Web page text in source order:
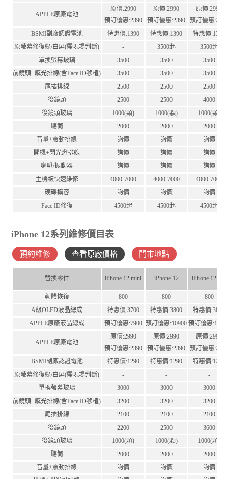
APPLE原廠電池
原價:2990
預訂優惠:2390
原價:2990
預訂優惠:2390
原價:2990
預訂優惠:2390
BSMI副廠認證電池
特惠價:1390 特惠價:1390
特惠價:1390
原螢幕修復綠/白屏(需現場判斷)
- 3500起
3500起
單換螢幕玻璃
3500 3500
3500
前鏡頭+感光排線(含Face ID移植)
3500 3500
3500
尾插排線
2500 2500
2500
後鏡頭
2500 2500
4000
後鏡頭玻璃
1000(顆) 1000(顆)
1000(顆)
聽筒
2000 2000
2000
音量+震動排線
詢價 詢價
詢價
開機+閃光燈排線
詢價 詢價
詢價
喇叭/振動器
詢價 詢價
詢價
主機板快速維修
4000-7000 4000-7000
4000-7000
硬碟擴容
詢價 詢價
詢價
Face ID修復
4500起 4500起 4500起
iPhone 12系列維修價目表
預約維修 查看原廠價格 門市地點
替換零件 iPhone 12 mini iPhone 12 iPhone 12 Pro
韌體恢復 800 800
800
A級OLED液晶總成
特惠價:3700 特惠價:3800
特惠價:3800
APPLE原廠液晶總成
預訂優惠:7900 預訂優惠:10900 預訂優惠
APPLE原廠電池
原價:2990
預訂優惠:2390
原價:2990
預訂優惠:2390
原價:2990
預訂優惠:2390
BSMI副廠認證電池
特惠價:1290 特惠價:1290
特惠價:1290
原螢幕修復綠/白屏(需現場判斷)
- -
-
單換螢幕玻璃
3000 3000
3000
前鏡頭+感光排線(含Face ID移植)
3200 3200
3200
尾插排線
2100 2100
2100
後鏡頭
2200 2500
3600
後鏡頭玻璃
1000(顆) 1000(顆)
1000(顆)
聽筒
2000 2000
2000
音量+震動排線
詢價 詢價
詢價